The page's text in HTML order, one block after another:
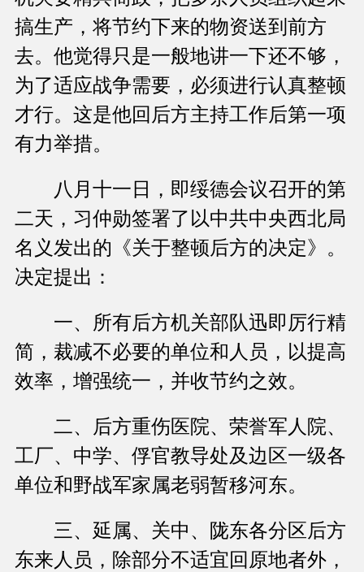
搞生产，将节约下来的物资送到前方
去。他觉得只是一般地讲一下还不够，
为了适应战争需要，必须进行认真整顿
才行。这是他回后方主持工作后第一项
有力举措。
八月十一日，即绥德会议召开的第
二天，习仲勋签署了以中共中央西北局
名义发出的《关于整顿后方的决定》。
决定提出：
一、所有后方机关部队迅即厉行精
简，裁减不必要的单位和人员，以提高
效率，增强统一，并收节约之效。
二、后方重伤医院、荣誉军人院、
工厂、中学、俘官教导处及边区一级各
单位和野战军家属老弱暂移河东。
三、延属、关中、陇东各分区后方
东来人员，除部分不适宜回原地者外，